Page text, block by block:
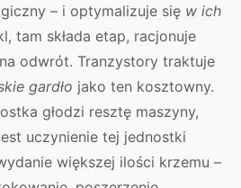
– i optymalizuje się w ich
tam składa etap, racjonuje
odwrót. Tranzystory traktuje
gardło jako ten kosztowny.
głodzi resztę maszyny,
uczynienie tej jednostki
większej ilości krzemu –